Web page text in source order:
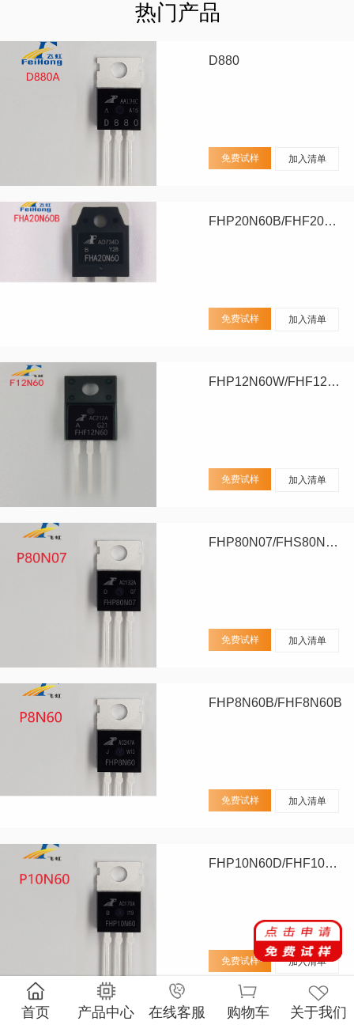
热门产品
D880
免费试样 加入清单
FHP20N60B/FHF20N60B/FHA20N60B
免费试样 加入清单
FHP12N60W/FHF12N60W
免费试样 加入清单
FHP80N07/FHS80N07/FHD80N07
免费试样 加入清单
FHP8N60B/FHF8N60B
免费试样 加入清单
FHP10N60D/FHF10N60D
免费试样 加入清单
首页 产品中心 在线客服 购物车 关于我们